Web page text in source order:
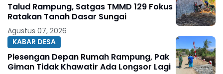
Talud Rampung, Satgas TMMD 129 Fokus
Ratakan Tanah Dasar Sungai
Agustus 07, 2026
KABAR DESA
Plesengan Depan Rumah Rampung, Pak
Giman Tidak Khawatir Ada Longsor Lagi